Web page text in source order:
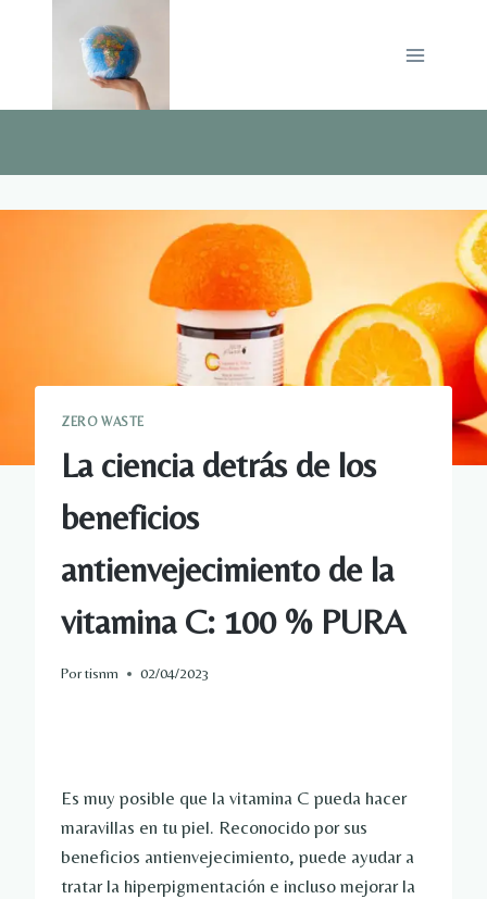
ZERO WASTE
La ciencia detrás de los
beneficios
antienvejecimiento de la
vitamina C: 100 % PURA
Portisnm 02/04/2023
Es muy posible que la vitamina C pueda hacer
maravillas en tu piel. Reconocido por sus
beneficios antienvejecimiento, puede ayudar a
tratar la hiperpigmentación e incluso mejorar la